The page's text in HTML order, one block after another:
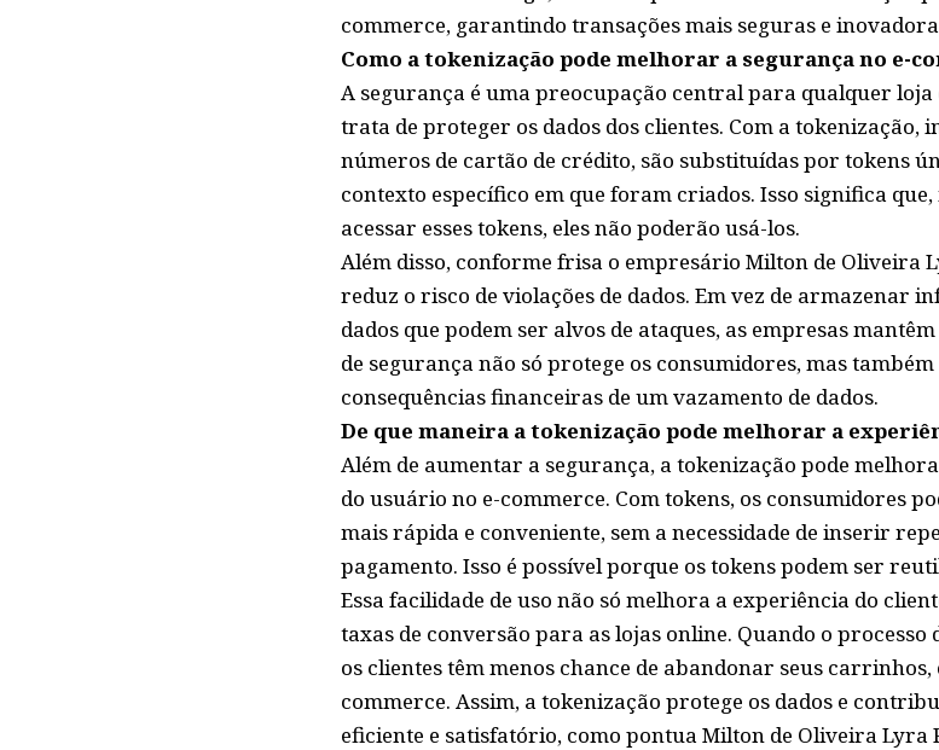
commerce, garantindo transações mais seguras e
Como a tokenização pode melhorar a segurança no e-
A segurança é uma preocupação central para qualquer loja
trata de proteger os dados dos clientes. Com a tokenização,
números de cartão de crédito, são substituídas por tokens
contexto específico em que foram criados. Isso significa
acessar esses tokens, eles não poderão usá-los.
Além disso, conforme frisa o empresário Milton de Oliveira
reduz o risco de violações de dados. Em vez de armazenar
dados que podem ser alvos de ataques, as empresas
de segurança não só protege os consumidores, mas
consequências financeiras de um vazamento de dados.
De que maneira a tokenização pode melhorar a
Além de aumentar a segurança, a tokenização pode
do usuário no e-commerce. Com tokens, os consumidores
mais rápida e conveniente, sem a necessidade de inserir
pagamento. Isso é possível porque os tokens podem ser
Essa facilidade de uso não só melhora a experiência do
taxas de conversão para as lojas online. Quando o
os clientes têm menos chance de abandonar seus
commerce. Assim, a tokenização protege os dados e
eficiente e satisfatório, como pontua Milton de Oliveira Lyra